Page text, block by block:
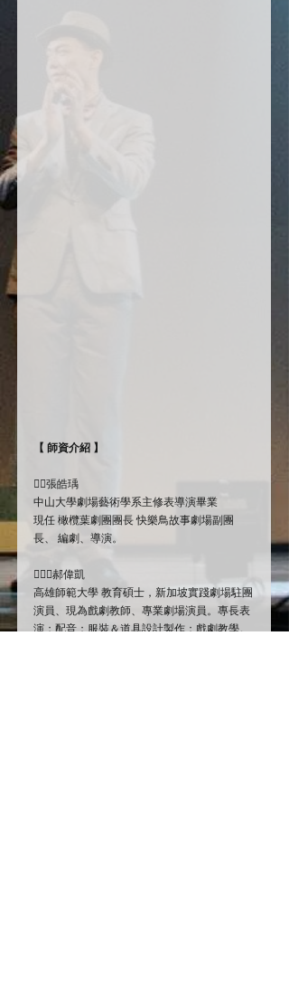
【 師資介紹 】
💁‍♂️張皓瑀
中山大學劇場藝術學系主修表導演畢業
現任 橄欖葉劇團團長 快樂鳥故事劇場副團
長、 編劇、導演。
👱🏻‍♂️郝偉凱
高雄師範大學 教育碩士，新加坡實踐劇場駐團
演員、現為戲劇教師、專業劇場演員。專長表
演；配音；服裝＆道具設計製作；戲劇教學。